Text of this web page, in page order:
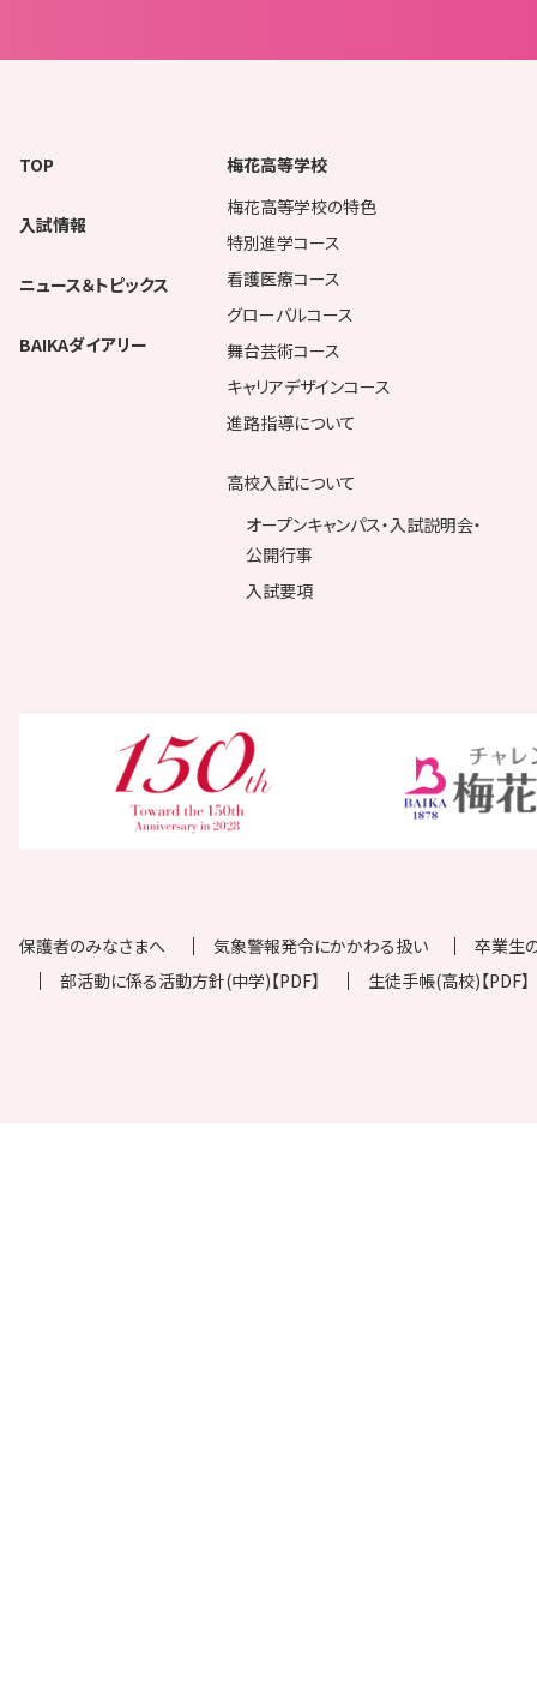
TOP
入試情報
ニュース＆トピックス
BAIKAダイアリー
梅花高等学校
梅花高等学校の特色
特別進学コース
看護医療コース
グローバルコース
舞台芸術コース
キャリアデザインコース
進路指導について
高校入試について
オープンキャンパス・入試説明会・
公開行事
入試要項
保護者のみなさまへ 気象警報発令にかかわる扱い
卒業生
部活動に係る活動方針(中学)【PDF】
生徒手帳(高校)【PDF】